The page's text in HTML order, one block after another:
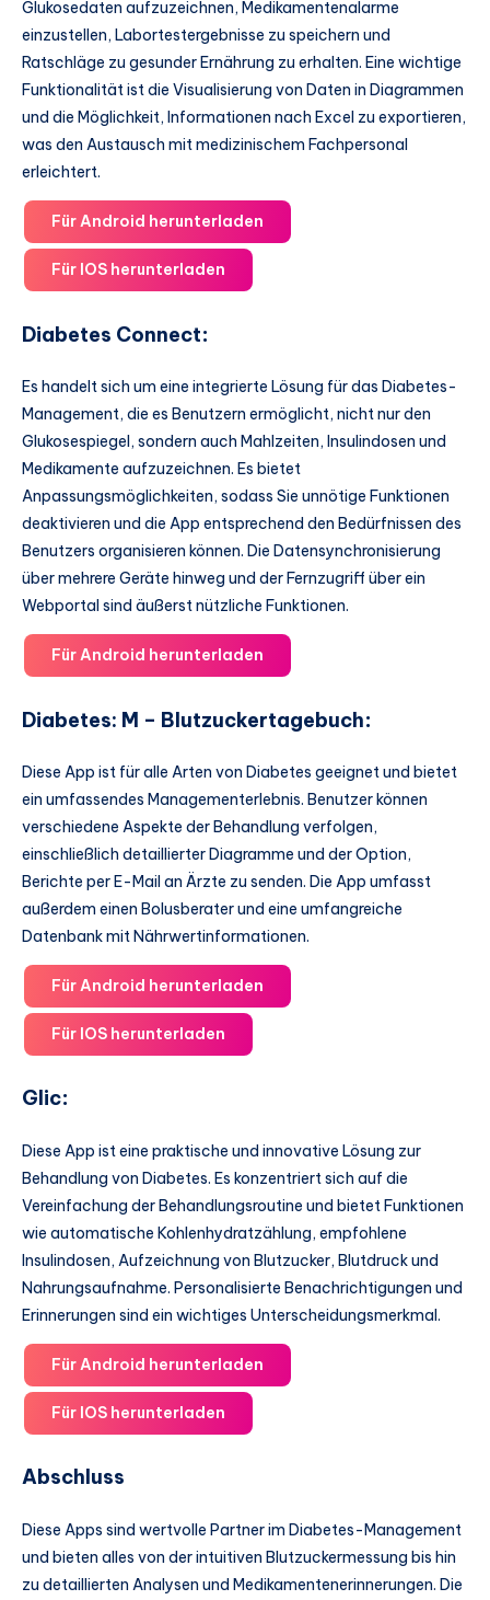
Glukosedaten aufzuzeichnen, Medikamentenalarme
einzustellen, Labortestergebnisse zu speichern und
Ratschläge zu gesunder Ernährung zu erhalten. Eine wichtige
Funktionalität ist die Visualisierung von Daten in Diagrammen
und die Möglichkeit, Informationen nach Excel zu exportieren,
was den Austausch mit medizinischem Fachpersonal
erleichtert.
Für Android herunterladen
Für IOS herunterladen
Diabetes Connect:
Es handelt sich um eine integrierte Lösung für das Diabetes-
Management, die es Benutzern ermöglicht, nicht nur den
Glukosespiegel, sondern auch Mahlzeiten, Insulindosen und
Medikamente aufzuzeichnen. Es bietet
Anpassungsmöglichkeiten, sodass Sie unnötige Funktionen
deaktivieren und die App entsprechend den Bedürfnissen des
Benutzers organisieren können. Die Datensynchronisierung
über mehrere Geräte hinweg und der Fernzugriff über ein
Webportal sind äußerst nützliche Funktionen.
Für Android herunterladen
Diabetes: M – Blutzuckertagebuch:
Diese App ist für alle Arten von Diabetes geeignet und bietet
ein umfassendes Managementerlebnis. Benutzer können
verschiedene Aspekte der Behandlung verfolgen,
einschließlich detaillierter Diagramme und der Option,
Berichte per E-Mail an Ärzte zu senden. Die App umfasst
außerdem einen Bolusberater und eine umfangreiche
Datenbank mit Nährwertinformationen.
Für Android herunterladen
Für IOS herunterladen
Glic:
Diese App ist eine praktische und innovative Lösung zur
Behandlung von Diabetes. Es konzentriert sich auf die
Vereinfachung der Behandlungsroutine und bietet Funktionen
wie automatische Kohlenhydratzählung, empfohlene
Insulindosen, Aufzeichnung von Blutzucker, Blutdruck und
Nahrungsaufnahme. Personalisierte Benachrichtigungen und
Erinnerungen sind ein wichtiges Unterscheidungsmerkmal.
Für Android herunterladen
Für IOS herunterladen
Abschluss
Diese Apps sind wertvolle Partner im Diabetes-Management
und bieten alles von der intuitiven Blutzuckermessung bis hin
zu detaillierten Analysen und Medikamentenerinnerungen. Die